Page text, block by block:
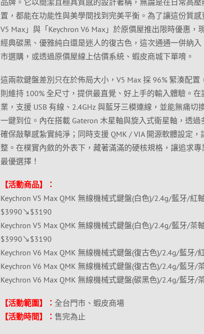
置，都能在功能性與美學間找到完美平衡。為了讓這份質
V5 Max」與「Keychron V6 Max」於原價屋推出限時優惠
經典碳黑、優雅純白還是迷人的復古色，這次通通一併納
市選購，或透過原價屋線上估價系統、蝦皮商城下單唷。
這兩款鍵盤差別只在於佈局大小，V5 Max 採 96% 緊湊配
則維持 100% 全尺寸，提供最直覺、好上手的輸入體驗。
業，支援 USB 有線、2.4GHz 與藍牙三模連線，並能無痛切
一鍵到位。內在搭載 Gateron 木星軸與旋入式衛星軸，透過
確保敲擊感紮實純淨；同時支援 QMK / VIA 開源軟體設定
整。在樸實內斂的外表下，藏著滿滿的硬核規格，讓追求
最優選擇！
【活動商品】：
Keychron V5 Max QMK 無線機械式鍵盤(白色)/2.4g/藍牙/紅
$3990↘$3190
Keychron V5 Max QMK 無線機械式鍵盤(白色)/2.4g/藍牙/茶
$3990↘$3190
Keychron V6 Max QMK 無線機械式鍵盤(復古色)/2.4g/藍
Keychron V6 Max QMK 無線機械式鍵盤(復古色)/2.4g/藍
Keychron V6 Max QMK 無線機械式鍵盤(碳黑色)/2.4g/藍
【活動範圍】： 全台門市、蝦皮商場
【活動時間】： 售完為止